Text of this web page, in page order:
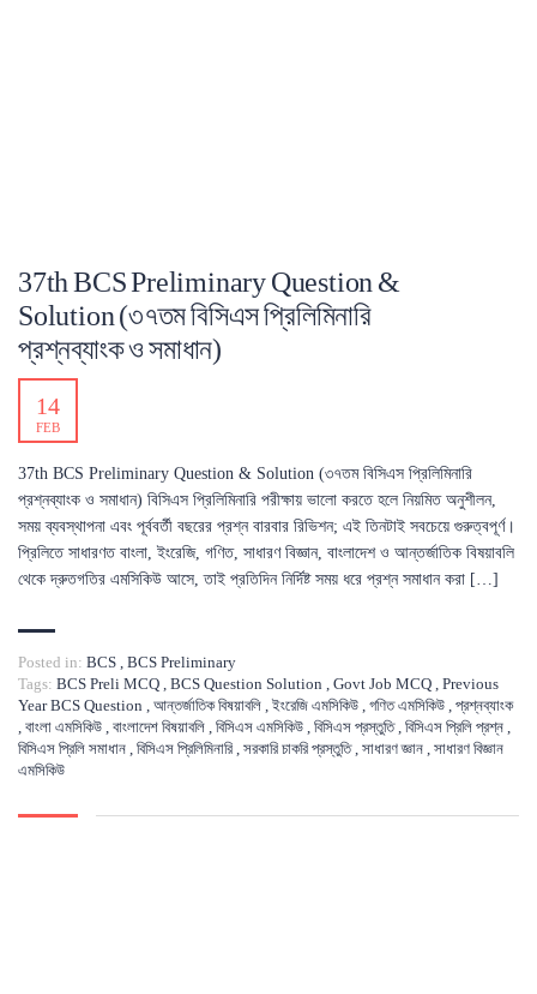
37th BCS Preliminary Question &
Solution (৩৭তম বিসিএস প্রিলিমিনারি
প্রশ্নব্যাংক ও সমাধান)
14
FEB
37th BCS Preliminary Question & Solution (৩৭তম বিসিএস প্রিলিমিনারি
প্রশ্নব্যাংক ও সমাধান) বিসিএস প্রিলিমিনারি পরীক্ষায় ভালো করতে হলে নিয়মিত অনুশীলন,
সময় ব্যবস্থাপনা এবং পূর্ববর্তী বছরের প্রশ্ন বারবার রিভিশন; এই তিনটাই সবচেয়ে গুরুত্বপূর্ণ।
প্রিলিতে সাধারণত বাংলা, ইংরেজি, গণিত, সাধারণ বিজ্ঞান, বাংলাদেশ ও আন্তর্জাতিক বিষয়াবলি
থেকে দ্রুতগতির এমসিকিউ আসে, তাই প্রতিদিন নির্দিষ্ট সময় ধরে প্রশ্ন সমাধান করা […]
Posted in: BCS , BCS Preliminary
Tags: BCS Preli MCQ , BCS Question Solution , Govt Job MCQ , Previous
Year BCS Question , আন্তর্জাতিক বিষয়াবলি , ইংরেজি এমসিকিউ , গণিত এমসিকিউ , প্রশ্নব্যাংক
, বাংলা এমসিকিউ , বাংলাদেশ বিষয়াবলি , বিসিএস এমসিকিউ , বিসিএস প্রস্তুতি, বিসিএস প্রিলি প্রশ্ন ,
বিসিএস প্রিলি সমাধান , বিসিএস প্রিলিমিনারি , সরকারি চাকরি প্রস্তুতি, সাধারণ জ্ঞান , সাধারণ বিজ্ঞান
এমসিকিউ